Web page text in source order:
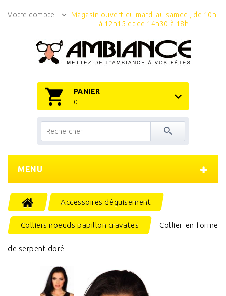
Votre compte
Magasin ouvert du mardi au samedi, de 10h
à 12h15 et de 14h30 à 18h
PANIER
0
MENU
Accessoires déguisement
Colliers noeuds papillon cravates Collier en forme
de serpent doré